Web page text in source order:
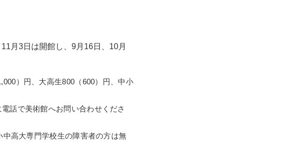
月3日は開館し、9月16日、10月
）円、大高生800（600）円、中小
話で美術館へお問い合わせくださ
中高大専門学校生の障害者の方は無